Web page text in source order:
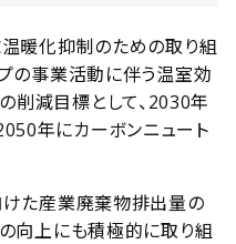
暖化抑制のための取り組
の事業活動に伴う温室効
削減目標として、2030年
年にカーボンニュート
けた産業廃棄物排出量の
向上にも積極的に取り組